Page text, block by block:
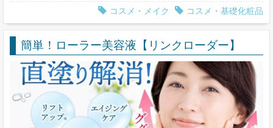
コスメ・メイク コスメ・基礎化粧品
簡単！ローラー美容液【リンクローダー】